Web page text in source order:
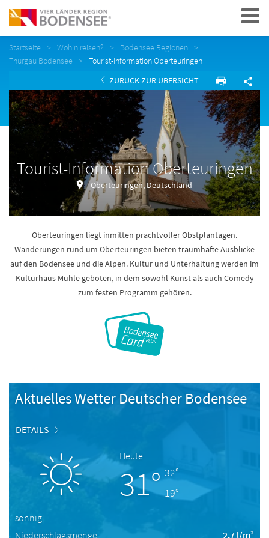
Navigation
Startseite Wohin reisen?
Bodensee Regionen
Thurgau Bodensee
Tourist-Information Oberteuringen
ZURÜCK ZUR ÜBERSICHT
Tourist-Information Oberteuringen
Oberteuringen, Deutschland
Oberteuringen liegt inmitten prachtvoller Obstplantagen.
Wanderungen rund um Oberteuringen bieten traumhafte Ausblicke
auf den Bodensee und die Alpen. Kultur und Unterhaltung werden im
Kulturhaus Mühle geboten, in dem sowohl Kunst als auch Comedy
zum festen Programm gehören.
Aktuelles Wetter Deutscher Bodensee
DETAILS
Heute
31° 32°
19°
sonnig
Niederschlagsmenge
2.7 l/m²